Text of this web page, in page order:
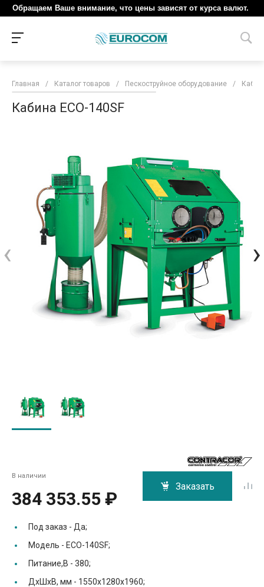
Обращаем Ваше внимание, что цены зависят от курса валют.
Главная / Каталог товаров / Пескоструйное оборудование /
Кабина ECO-140SF
‹ ›
В наличии
384 353.55 ₽
Заказать
Под заказ - Да;
Модель - ECO-140SF;
Питание,В - 380;
ДхШхВ, мм - 1550х1280х1960;